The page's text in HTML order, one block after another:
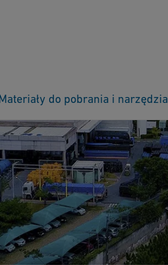
do pobrania i narzędzia